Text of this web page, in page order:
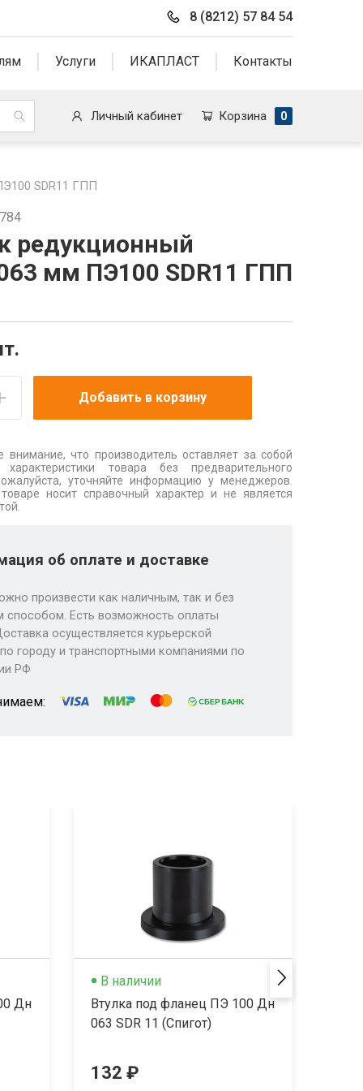
8 (8212) 57 84 54
Услуги ИКАПЛАСТ Контакты
Личный кабинет Корзина 0
SDR11 ГПП
редукционный
мм ПЭ100 SDR11 ГПП
Добавить в корзину
что производитель оставляет за собой
товара без предварительного
уточняйте информацию у менеджеров.
носит справочный характер и не является
об оплате и доставке
произвести как наличным, так и без
способом. Есть возможность оплаты
осуществляется курьерской
городу и транспортными компаниями по
РФ
Дн
В наличии
Втулка под фланец ПЭ 100 Дн
063 SDR 11 (Спигот)
132 ₽